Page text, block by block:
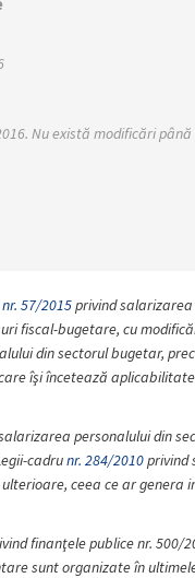
Nu există modificări până
nr. 57/2015privind
fiscal-bugetare, cu
din sectorul bugetar,
îşi încetează
personalului din
cadrunr. 284/2010privind
ceea ce ar genera
finanţele publice nr. 500/
sunt organizate în